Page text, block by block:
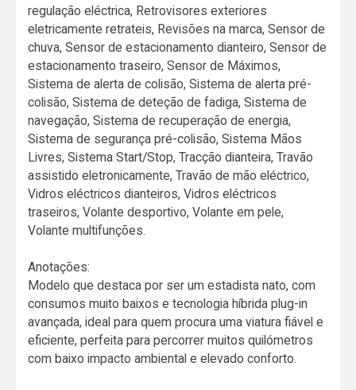
regulação eléctrica, Retrovisores exteriores
eletricamente retrateis, Revisões na marca, Sensor de
chuva, Sensor de estacionamento dianteiro, Sensor de
estacionamento traseiro, Sensor de Máximos,
Sistema de alerta de colisão, Sistema de alerta pré-
colisão, Sistema de deteção de fadiga, Sistema de
navegação, Sistema de recuperação de energia,
Sistema de segurança pré-colisão, Sistema Mãos
Livres, Sistema Start/Stop, Tracção dianteira, Travão
assistido eletronicamente, Travão de mão eléctrico,
Vidros eléctricos dianteiros, Vidros eléctricos
traseiros, Volante desportivo, Volante em pele,
Volante multifunções.
Anotações:
Modelo que destaca por ser um estadista nato, com
consumos muito baixos e tecnologia híbrida plug-in
avançada, ideal para quem procura uma viatura fiável e
eficiente, perfeita para percorrer muitos quilómetros
com baixo impacto ambiental e elevado conforto.